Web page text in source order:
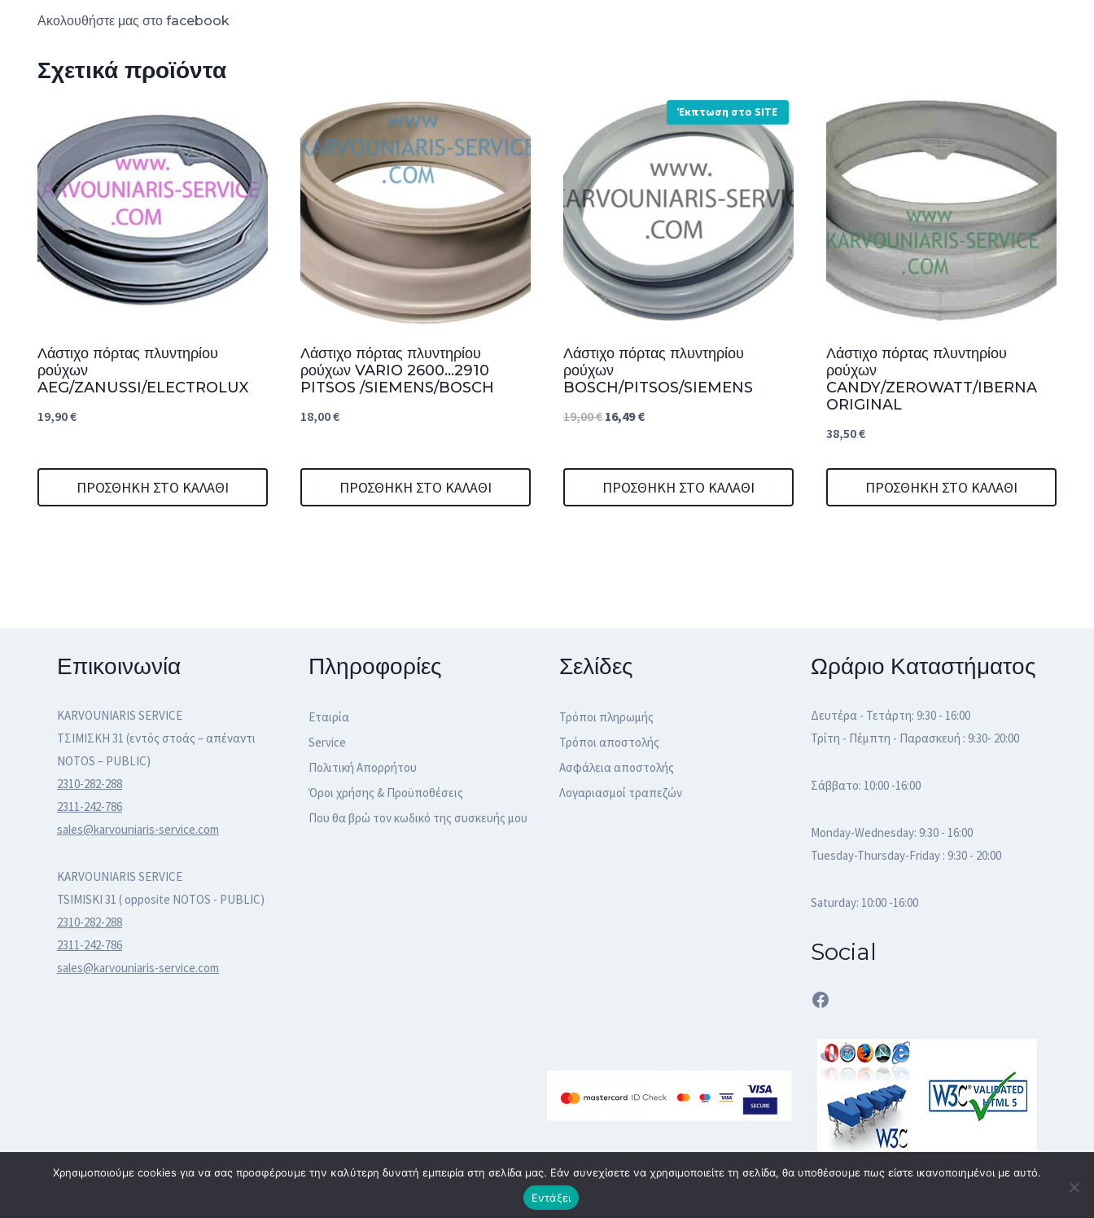
Ακολουθήστε μας στο facebook
Σχετικά προϊόντα
Λάστιχο πόρτας πλυντηρίου
ρούχων
AEG/ZANUSSI/ELECTROLUX
19,90€
ΠΡΟΣΘΉΚΗ ΣΤΟ ΚΑΛΆΘΙ
Λάστιχο πόρτας πλυντηρίου
ρούχων VARIO 2600…2910
PITSOS /SIEMENS/BOSCH
18,00€
ΠΡΟΣΘΉΚΗ ΣΤΟ ΚΑΛΆΘΙ
Έκπτωση στο SITE
Λάστιχο πόρτας πλυντηρίου
ρούχων
BOSCH/PITSOS/SIEMENS
19,00€ Original
was:
19,00 €.
16,49€Η
τιμή
είναι:
ΠΡΟΣΘΉΚΗ ΣΤΟ ΚΑΛΆΘΙ
Λάστιχο πόρτας πλυντηρίου
ρούχων
CANDY/ZEROWATT/IBERNA
ORIGINAL
38,50€
ΠΡΟΣΘΉΚΗ ΣΤΟ ΚΑΛΆΘΙ
Επικοινωνία
KARVOUNIARIS SERVICE
ΤΣΙΜΙΣΚΗ 31 (εντός στοάς – απέναντι
NOTOS – PUBLIC)
2310-282-288
2311-242-786
sales@karvouniaris-service.com
KARVOUNIARIS SERVICE
TSIMISKI 31 ( opposite NOTOS - PUBLIC)
2310-282-288
2311-242-786
sales@karvouniaris-service.com
Πληροφορίες
Εταιρία
Service
Πολιτική Απορρήτου
Όροι χρήσης & Προϋποθέσεις
Που θα βρώ τον κωδικό της συσκευής μου
Σελίδες
Τρόποι πληρωμής
Τρόποι αποστολής
Ασφάλεια αποστολής
Λογαριασμοί τραπεζών
Ωράριο Καταστήματος
Δευτέρα - Τετάρτη: 9:30 - 16:00
Τρίτη - Πέμπτη - Παρασκευή : 9:30- 20:00
Σάββατο: 10:00 -16:00
Monday-Wednesday: 9:30 - 16:00
Tuesday-Thursday-Friday : 9:30 - 20:00
Saturday: 10:00 -16:00
Social
Facebook
© 2026 karvouniaris - service | All rights reserved | Κατασκευή eshop Θεσσαλονίκη
Χρησιμοποιούμε cookies για να σας προσφέρουμε την καλύτερη δυνατή εμπειρία στη σελίδα μας. Εάν συνεχίσετε να χρησιμοποιείτε τη σελίδα, θα υποθέσουμε πως είστε ικανοποιημένοι με αυτό.
Εντάξει